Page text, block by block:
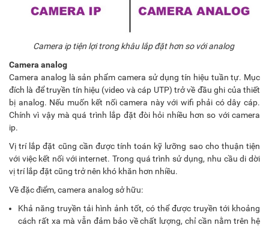
Camera ip tiện lợi trong khâu lắp đặt hơn so với analog
Camera analog
Camera analog là sản phẩm camera sử dụng tín hiệu tuần tự. Mục
đích là để truyền tín hiệu (video và cáp UTP) trở về đầu ghi của thiết
bị analog. Nếu muốn kết nối camera này với wifi phải có dây cáp.
Chính vì vậy mà quá trình lắp đặt đòi hỏi nhiều hơn so với camera
ip.
Vị trí lắp đặt cũng cần được tính toán kỹ lưỡng sao cho thuận tiện
với việc kết nối với internet. Trong quá trình sử dụng, nhu cầu di dời
vị trí lắp đặt cũng trở nên khó khăn hơn nhiều.
Về đặc điểm, camera analog sở hữu:
Khả năng truyền tải hình ảnh tốt, có thể được truyền tới khoảng
cách rất xa mà vẫn đảm bảo về chất lượng, chỉ cần nằm trên hệ